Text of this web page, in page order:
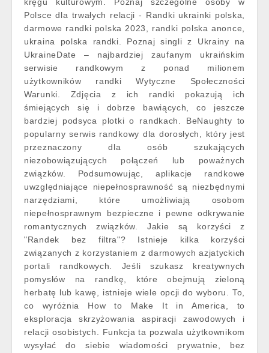
Polsce dla trwałych relacji - Randki ukrainki polska,
darmowe randki polska 2023, randki polska anonce,
ukraina polska randki. Poznaj singli z Ukrainy na
UkraineDate – najbardziej zaufanym ukraińskim
serwisie randkowym z ponad milionem
użytkowników randki Wytyczne Społeczności
Warunki. Zdjęcia z ich randki pokazują ich
śmiejących się i dobrze bawiących, co jeszcze
bardziej podsyca plotki o randkach. BeNaughty to
popularny serwis randkowy dla dorosłych, który jest
przeznaczony dla osób szukających
niezobowiązujących połączeń lub poważnych
związków. Podsumowując, aplikacje randkowe
uwzględniające niepełnosprawność są niezbędnymi
narzędziami, które umożliwiają osobom
niepełnosprawnym bezpieczne i pewne odkrywanie
romantycznych związków. Jakie są korzyści z
"Randek bez filtra"? Istnieje kilka korzyści
związanych z korzystaniem z darmowych azjatyckich
portali randkowych. Jeśli szukasz kreatywnych
pomysłów na randkę, które obejmują zieloną
herbatę lub kawę, istnieje wiele opcji do wyboru. To,
co wyróżnia How to Make It in America, to
eksploracja skrzyżowania aspiracji zawodowych i
relacji osobistych. Funkcja ta pozwala użytkownikom
wysyłać do siebie wiadomości prywatnie, bez